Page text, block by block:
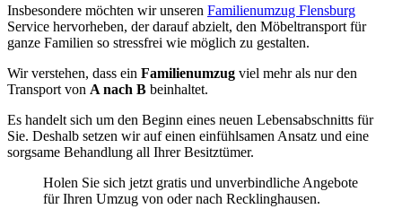
Insbesondere möchten wir unseren Familienumzug Flensburg
Service hervorheben, der darauf abzielt, den Möbeltransport für
ganze Familien so stressfrei wie möglich zu gestalten.
Wir verstehen, dass ein Familienumzug viel mehr als nur den
Transport von A nach B beinhaltet.
Es handelt sich um den Beginn eines neuen Lebensabschnitts für
Sie. Deshalb setzen wir auf einen einfühlsamen Ansatz und eine
sorgsame Behandlung all Ihrer Besitztümer.
Holen Sie sich jetzt gratis und unverbindliche Angebote
für Ihren Umzug von oder nach Recklinghausen.